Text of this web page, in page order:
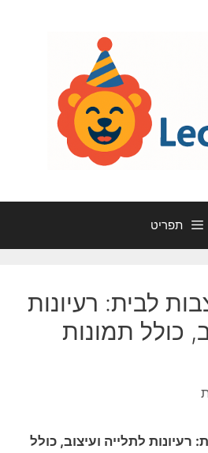
תפריט
לבית: רעיונות
כולל תמונות
רעיונות לתלייה ועיצוב, כולל